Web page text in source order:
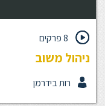
8 פרקים
ניהול משוב
אנחנו מחפשים הערכה
ומה עלינו לעשות על
פעם מדרגה בה צריכה
רות בידרמן